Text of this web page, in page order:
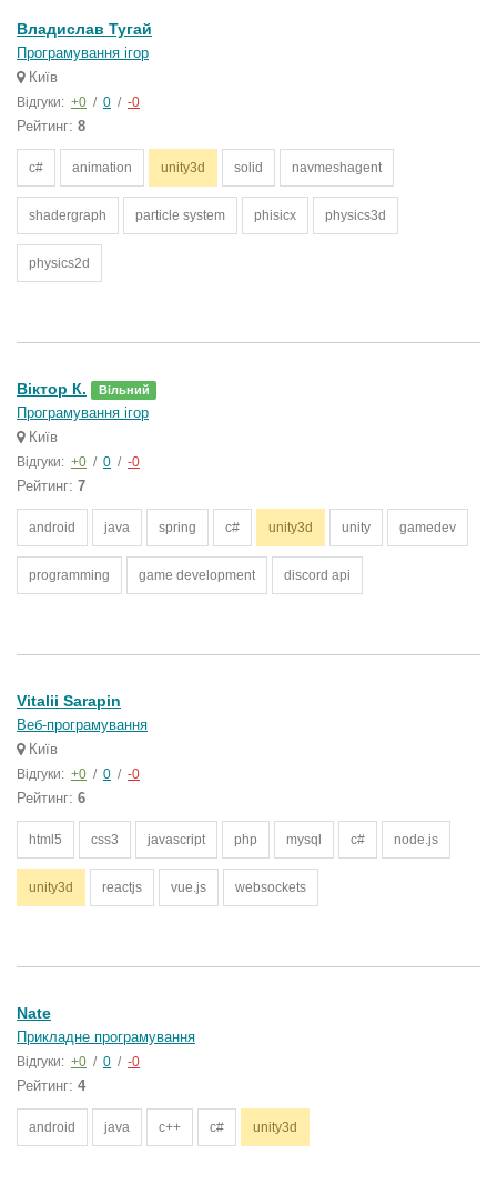
Владислав Тугай
Програмування ігор
Київ
Відгуки: +0 / 0 / -0
Рейтинг: 8
c# animation unity3d solid navmeshagent
shadergraph particle system phisicx physics3d
physics2d
Вiктор К. Вільний
Програмування ігор
Київ
Відгуки: +0 / 0 / -0
Рейтинг: 7
android java spring c# unity3d unity gamedev
programming game development discord api
Vitalii Sarapin
Веб-програмування
Київ
Відгуки: +0 / 0 / -0
Рейтинг: 6
html5 css3 javascript php mysql c# node.js
unity3d reactjs vue.js websockets
Nate
Прикладне програмування
Відгуки: +0 / 0 / -0
Рейтинг: 4
android java c++ c# unity3d